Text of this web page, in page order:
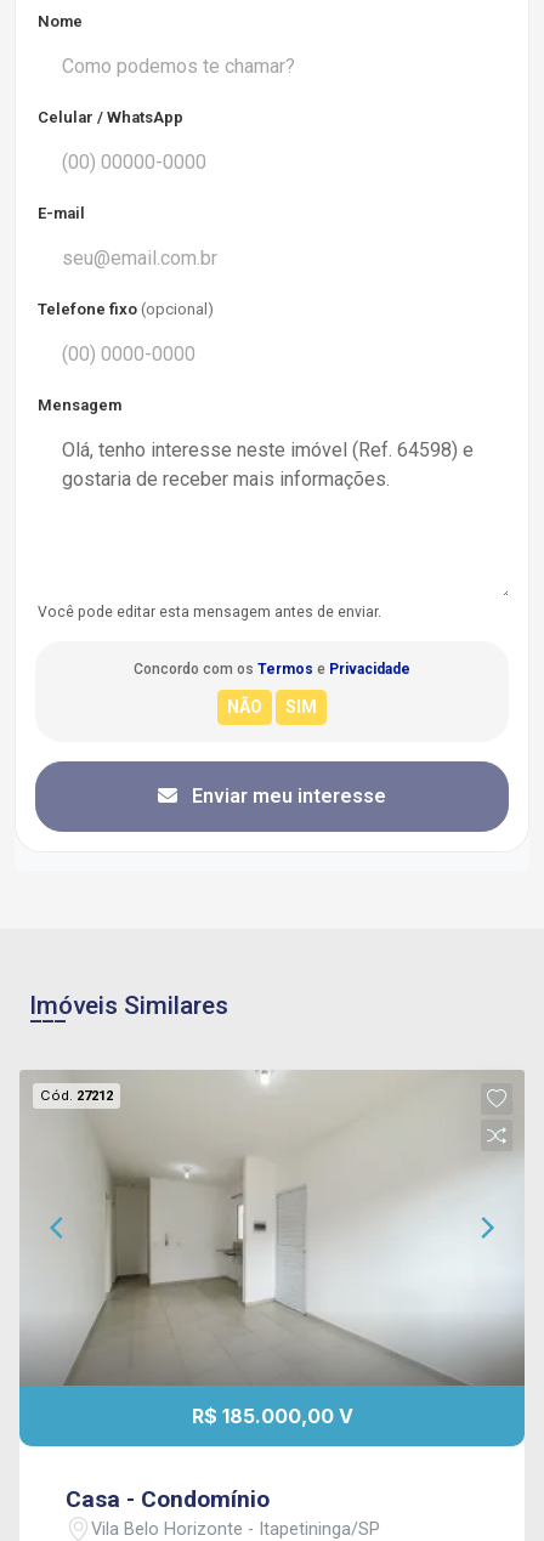
Nome
Celular / WhatsApp
E-mail
Telefone fixo (opcional)
Mensagem
Você pode editar esta mensagem antes de enviar.
Concordo com os Termos e Privacidade
Enviar meu interesse
Imóveis Similares
Cód. 27212
R$ 185.000,00 V
Casa - Condomínio
Vila Belo Horizonte - Itapetininga/SP